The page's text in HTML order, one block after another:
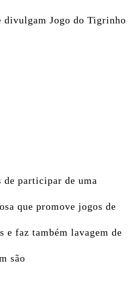
divulgam Jogo do Tigrinho
de participar de uma
que promove jogos de
e faz também lavagem de
são